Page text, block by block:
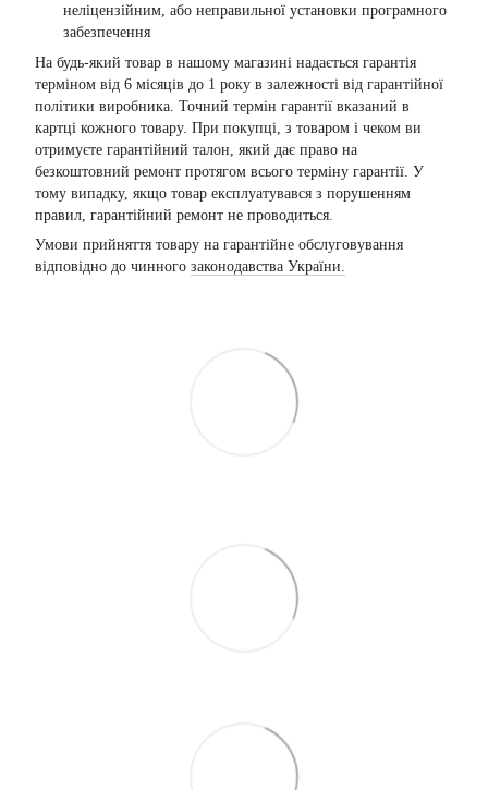
неліцензійним, або неправильної установки програмного
забезпечення
На будь-який товар в нашому магазині надається гарантія
терміном від 6 місяців до 1 року в залежності від гарантійної
політики виробника. Точний термін гарантії вказаний в
картці кожного товару. При покупці, з товаром і чеком ви
отримуєте гарантійний талон, який дає право на
безкоштовний ремонт протягом всього терміну гарантії. У
тому випадку, якщо товар експлуатувався з порушенням
правил, гарантійний ремонт не проводиться.
Умови прийняття товару на гарантійне обслуговування
відповідно до чинного законодавства України.